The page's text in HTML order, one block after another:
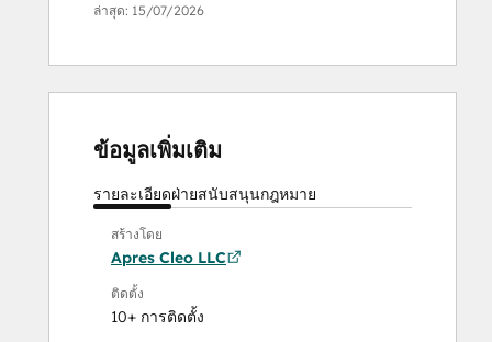
ล่าสุด: 15/07/2026
ข้อมูลเพิ่มเติม
รายละเอียดฝ่ายสนับสนุนกฎหมาย
สร้างโดย
Apres Cleo LLC
ติดตั้ง
10+ การติดตั้ง